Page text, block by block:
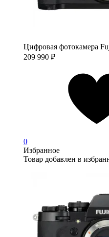
Цифровая фотокамера
209 990 ₽
0
Избранное
Товар добавлен в